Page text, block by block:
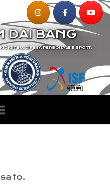
DAI BANG
DIFESA PERSONALE E SPORT.